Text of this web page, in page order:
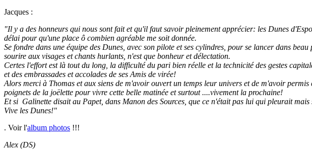
Jacques :
"Il y a des honneurs qui nous sont fait et qu'il faut savoir pleinement apprécier: les Dunes
délai pour qu'une place ô combien agréable me soit donnée.
Se fondre dans une équipe des Dunes, avec son pilote et ses cylindres, pour se lancer dans
sourire aux visages et chants hurlants, n'est que bonheur et délectation.
Certes l'effort est là tout du long, la difficulté du pari bien réelle et la technicité des gestes
et des embrassades et accolades de ses Amis de virée!
Alors merci à Thomas et aux siens de m'avoir ouvert un temps leur univers et de m'avoir
poignets de la joëlette pour vivre cette belle matinée et surtout ....vivement la prochaine!
Et si Galinette disait au Papet, dans Manon des Sources, que ce n'était pas lui qui pleurait
Vive les Dunes!"
. Voir l'album photos !!!
Alex (DS)